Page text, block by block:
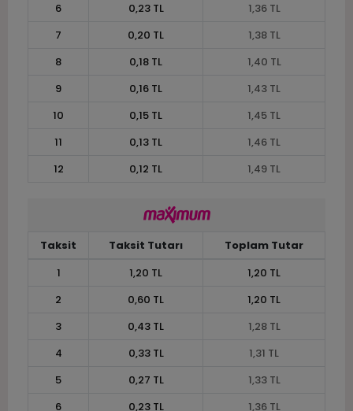
6
0,23 TL
1,36 TL
7
0,20 TL
1,38 TL
8
0,18 TL
1,40 TL
9
0,16 TL
1,43 TL
10
0,15 TL
1,45 TL
11
0,13 TL
1,46 TL
12
0,12 TL 1,49 TL
Taksit Taksit Tutarı
Toplam Tutar
1
1,20 TL
1,20 TL
2
0,60 TL
1,20 TL
3
0,43 TL
1,28 TL
4
0,33 TL
1,31 TL
5
0,27 TL
1,33 TL
6
0,23 TL 1,36 TL